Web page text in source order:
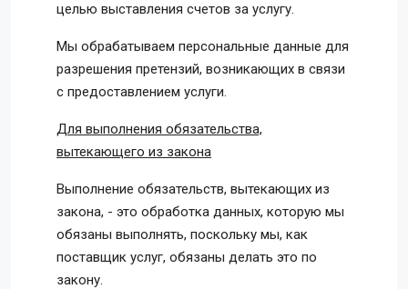
целью выставления счетов за услугу.
Мы обрабатываем персональные данные для
разрешения претензий, возникающих в связи
с предоставлением услуги.
Для выполнения обязательства,
вытекающего из закона
Выполнение обязательств, вытекающих из
закона, - это обработка данных, которую мы
обязаны выполнять, поскольку мы, как
поставщик услуг, обязаны делать это по
закону.